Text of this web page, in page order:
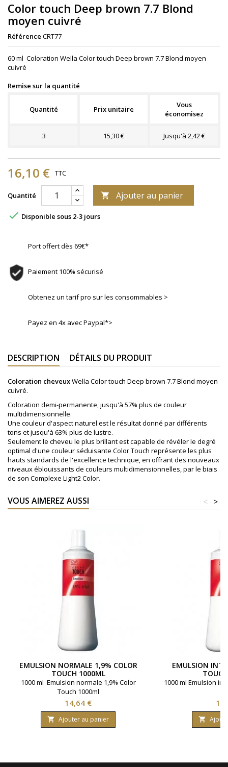
Color touch Deep brown 7.7 Blond
moyen cuivré
Référence CRT77
60 ml Coloration Wella Color touch Deep brown 7.7 Blond moyen
cuivré
Remise sur la quantité
Quantité Prix unitaire
Vous
économisez
3 15,30 € Jusqu'à 2,42 €
16,10 € TTC
Quantité  Ajouter au panier
 Disponible sous 2-3 jours
Port offert dès 69€*
Paiement 100% sécurisé
Obtenez un tarif pro sur les consommables >
Payez en 4x avec Paypal*>
DESCRIPTION DÉTAILS DU PRODUIT
Coloration cheveuxWella Color touch Deep brown 7.7 Blond moyen
cuivré.
Coloration demi-permanente, jusqu'à 57% plus de couleur
multidimensionnelle.
Une couleur d'aspect naturel est le résultat donné par différents
tons et jusqu'à 63% plus de lustre.
Seulement le cheveu le plus brillant est capable de révéler le degré
optimal d'une couleur séduisante Color Touch représente les plus
hauts standards de l'excellence technique, en offrant des nouveaux
niveaux éblouissants de couleurs multidimensionnelles, par le biais
de son Complexe Light2 Color.
VOUS AIMEREZ AUSSI >
<
EMULSION NORMALE 1,9% COLOR
TOUCH 1000ML
1000 ml Emulsion normale 1,9% Color
Touch 1000ml
Prix
14,64 €
 Ajouter au panier
EMULSION
1000 ml Emulsion
